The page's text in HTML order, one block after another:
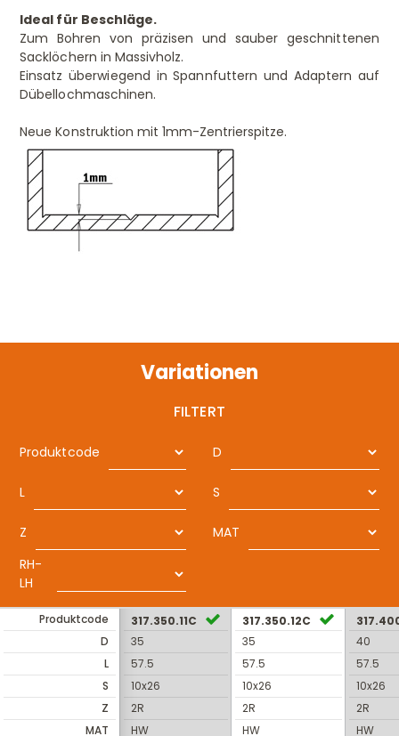
Ideal für Beschläge.
Zum Bohren von präzisen und sauber geschnittenen
Sacklöchern in Massivholz.
Einsatz überwiegend in Spannfuttern und Adaptern auf
Dübellochmaschinen.
Neue Konstruktion mit 1mm-Zentrierspitze.
Variationen
FILTERT
Produktcode D
L S
Z
MAT
RH-
LH
Produktcode
D
L
S
Z
MAT
317.350.11C
35
57.5
10x26
2R
HW
317.350.12C
35
57.5
10x26
2R
HW
40
57.5
10x26
2R
HW